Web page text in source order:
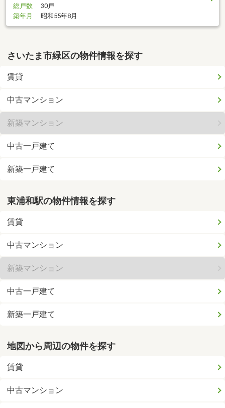
総戸数
30戸
築年月
昭和55年8月
さいたま市緑区の物件情報を探す
賃貸
中古マンション
新築マンション
中古一戸建て
新築一戸建て
東浦和駅の物件情報を探す
賃貸
中古マンション
新築マンション
中古一戸建て
新築一戸建て
地図から周辺の物件を探す
賃貸
中古マンション